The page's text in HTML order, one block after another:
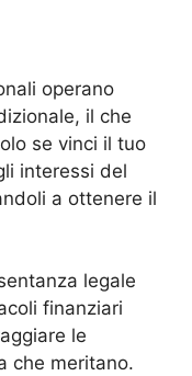
operano
il che
se vinci il tuo
interessi del
a ottenere il
legale
finanziari
le
che meritano.